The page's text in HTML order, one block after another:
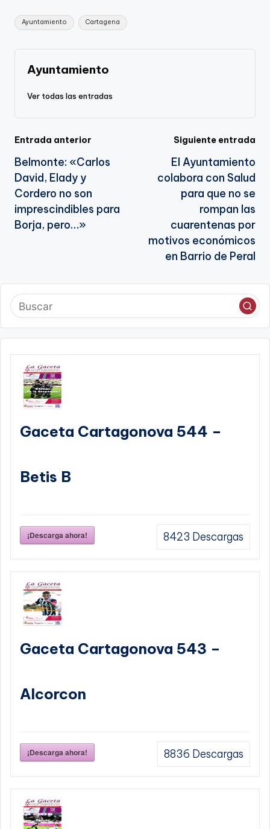
Li
n
k
b
o
o
k
a
m
p
a
Etiquetas:
Ayuntamiento Cartagena
Ayuntamiento
Ver todas las entradas
Navegación
de
entradas
Entrada anterior
Belmonte: «Carlos
David, Elady y
Cordero no son
imprescindibles para
Borja, pero…»
Siguiente entrada
El Ayuntamiento
colabora con Salud
para que no se
rompan las
cuarentenas por
motivos económicos
en Barrio de Peral
Gaceta Cartagonova 544 –
Betis B
¡Descarga ahora! 8423 Descargas
Gaceta Cartagonova 543 –
Alcorcon
¡Descarga ahora! 8836 Descargas